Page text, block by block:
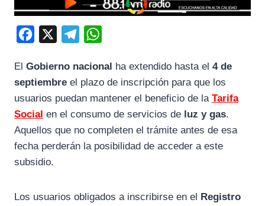
c
e
b
k
l
e
g
a
a
t
s
El Gobierno nacional ha extendido hasta el 4 de
septiembre el plazo de inscripción para que los
usuarios puedan mantener el beneficio de la Tarifa
Social en el consumo de servicios de luz y gas.
Aquellos que no completen el trámite antes de esa
fecha perderán la posibilidad de acceder a este
subsidio.
Los usuarios obligados a inscribirse en el Registro